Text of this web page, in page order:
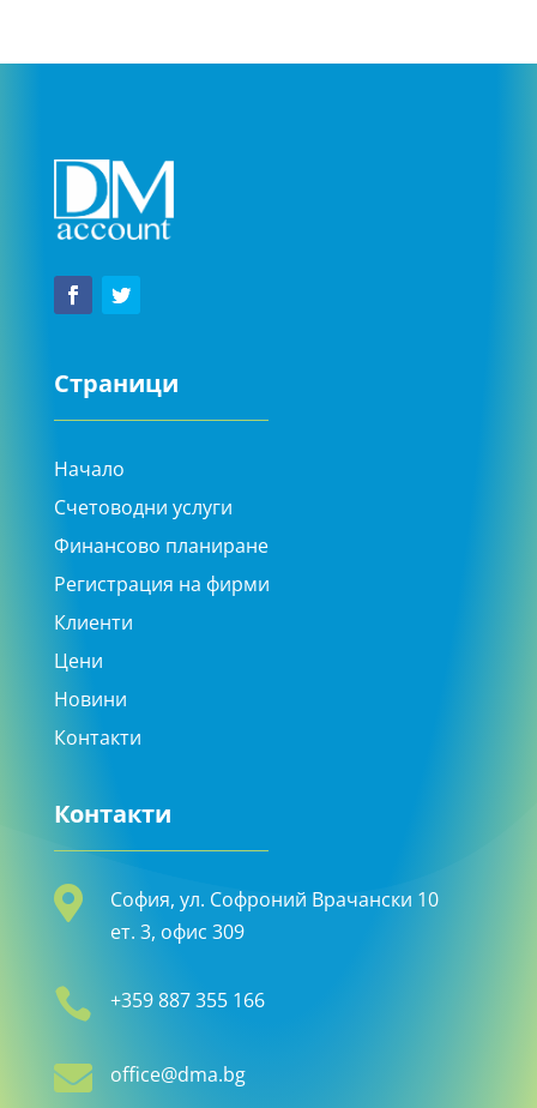
Страници
Начало
Счетоводни услуги
Финансово планиране
Регистрация на фирми
Клиенти
Цени
Новини
Контакти
Контакти

София, ул. Софроний Врачански 10
ет. 3, офис 309
 +359 887 355 166
 office@dma.bg